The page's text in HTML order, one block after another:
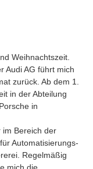
Weihnachtszeit.
Audi AG führt mich
zurück. Ab dem 1.
in der Abteilung
in
im Bereich der
Automatisierungs-
Regelmäßig